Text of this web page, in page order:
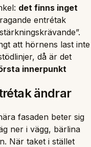
det finns inget
entrétak
att hörnens last inte
då är det
innerpunkt
ändrar
fasaden beter sig
ner i vägg, bärlina
När taket i stället